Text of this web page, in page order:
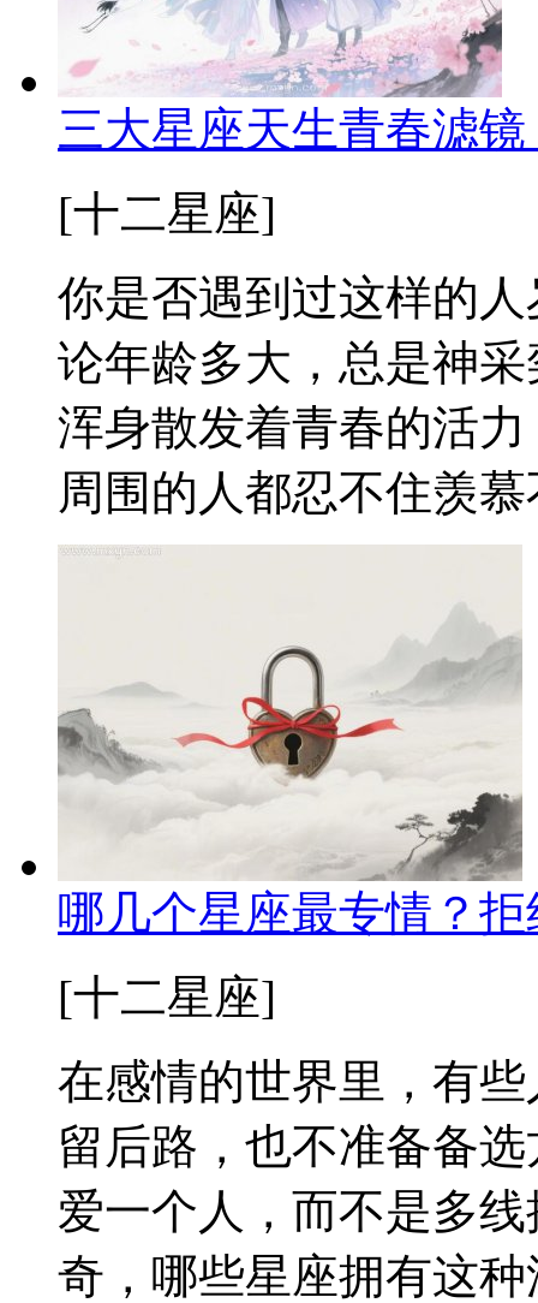
三大星座天生青春滤
[十二星座]
你是否遇到过这样的
论年龄多大，总是神
浑身散发着青春的活
周围的人都忍不住羡
哪几个星座最专情？
[十二星座]
在感情的世界里，有
留后路，也不准备备
爱一个人，而不是多
奇，哪些星座拥有这